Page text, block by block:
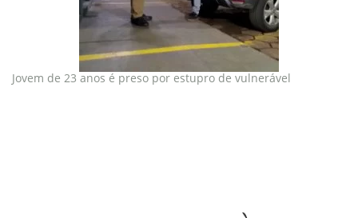
Jovem de 23 anos é preso por estupro de vulnerável